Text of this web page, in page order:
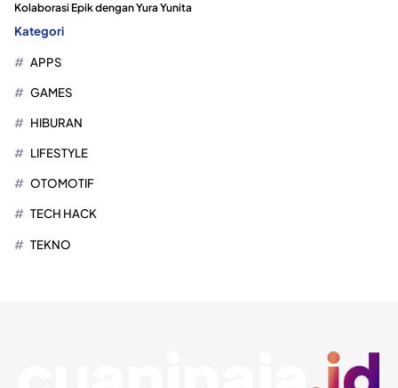
Kolaborasi Epik dengan Yura Yunita
Kategori
APPS
GAMES
HIBURAN
LIFESTYLE
OTOMOTIF
TECH HACK
TEKNO